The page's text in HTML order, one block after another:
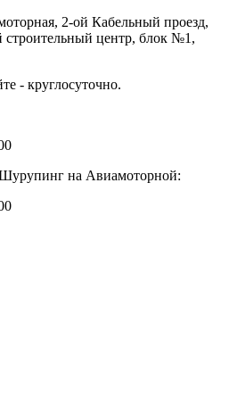
2-ой Кабельный проезд,
строительный центр, блок №1,
- круглосуточно.
на Авиамоторной: